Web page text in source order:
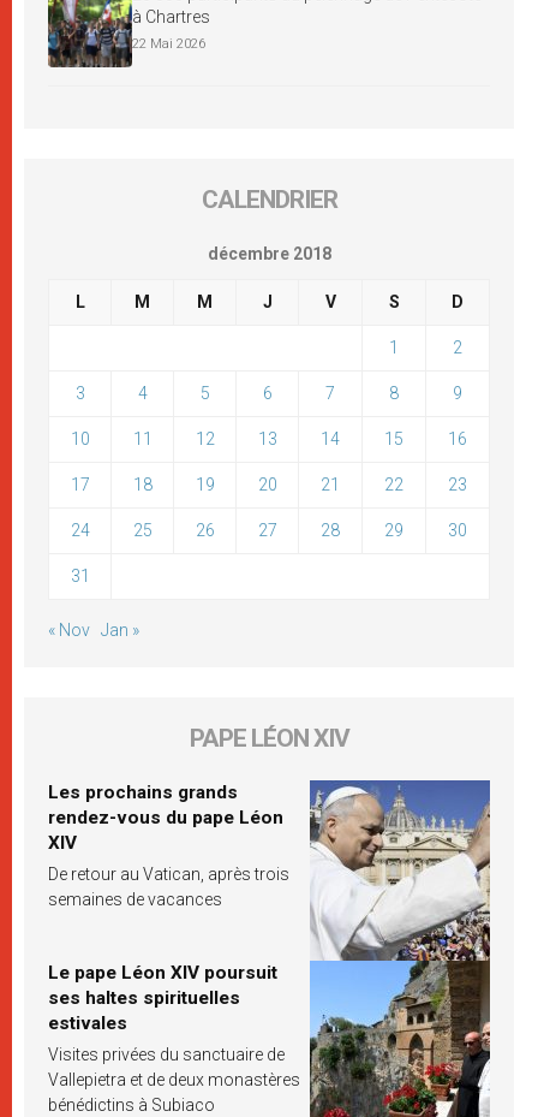
à Chartres
22 Mai 2026
CALENDRIER
décembre 2018
L M M J V S D
1 2
3 4 5 6 7 8 9
10 11 12 13 14 15 16
17 18 19 20 21 22 23
24 25 26 27 28 29 30
31
« Nov Jan »
PAPE LÉON XIV
Les prochains grands
rendez-vous du pape Léon
XIV
De retour au Vatican, après trois
semaines de vacances
Le pape Léon XIV poursuit
ses haltes spirituelles
estivales
Visites privées du sanctuaire de
Vallepietra et de deux monastères
bénédictins à Subiaco